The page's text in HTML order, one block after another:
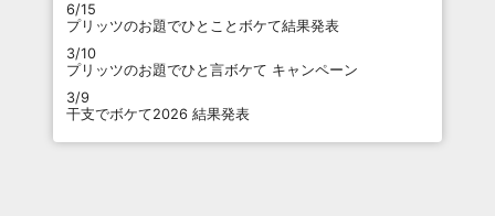
6/15
プリッツのお題でひとことボケて結果発表
3/10
プリッツのお題でひと言ボケて キャンペーン
3/9
干支でボケて2026 結果発表